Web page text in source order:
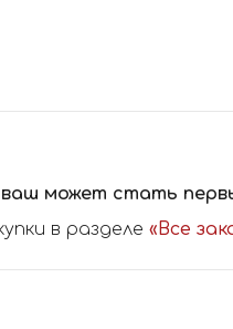
может стать
в разделе «Все